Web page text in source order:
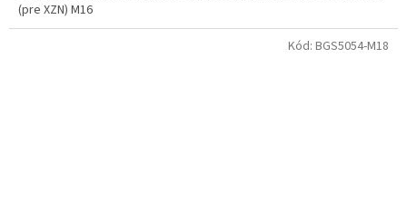
(pre XZN) M16
Kód: BGS5054-M18